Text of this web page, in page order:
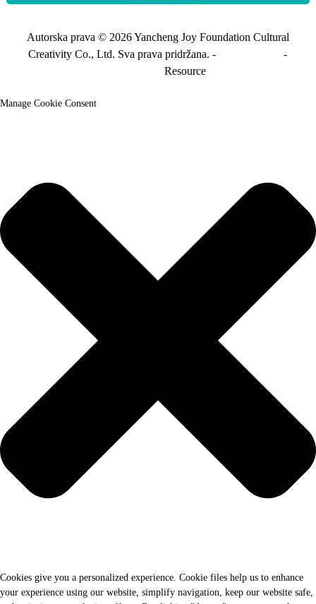
Autorska prava © 2026 Yancheng Joy Foundation Cultural
Creativity Co., Ltd. Sva prava pridržana. -
-
Resource
Manage Cookie Consent
Cookies give you a personalized experience. Cookie files help us to enhance
your experience using our website, simplify navigation, keep our website safe,